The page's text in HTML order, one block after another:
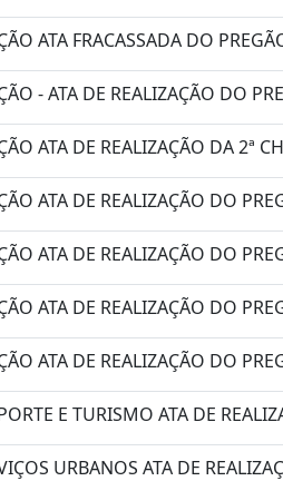
ATA FRACASSADA DO
- ATA DE REALIZAÇÃO DO
ATA DE REALIZAÇÃO DA 2ª
ATA DE REALIZAÇÃO DO
ATA DE REALIZAÇÃO DO
ATA DE REALIZAÇÃO DO
ATA DE REALIZAÇÃO DO
E TURISMO ATA DE
URBANOS ATA DE